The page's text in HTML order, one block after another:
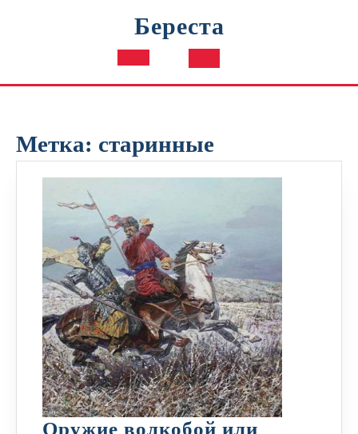
Береста
Кнопка
Метка: старинные
Оружие волкобой или